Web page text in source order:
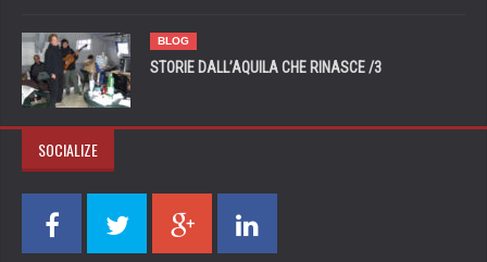
BLOG
STORIE DALL’AQUILA CHE RINASCE /3
SOCIALIZE